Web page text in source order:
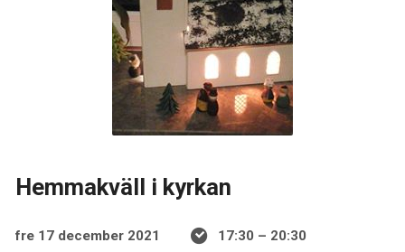
Hemmakväll i kyrkan
fre 17 december 2021 17:30 – 20:30